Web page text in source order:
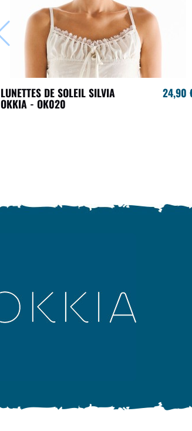
LUNETTES DE SOLEIL SILVIA
OKKIA - OK020
24,90